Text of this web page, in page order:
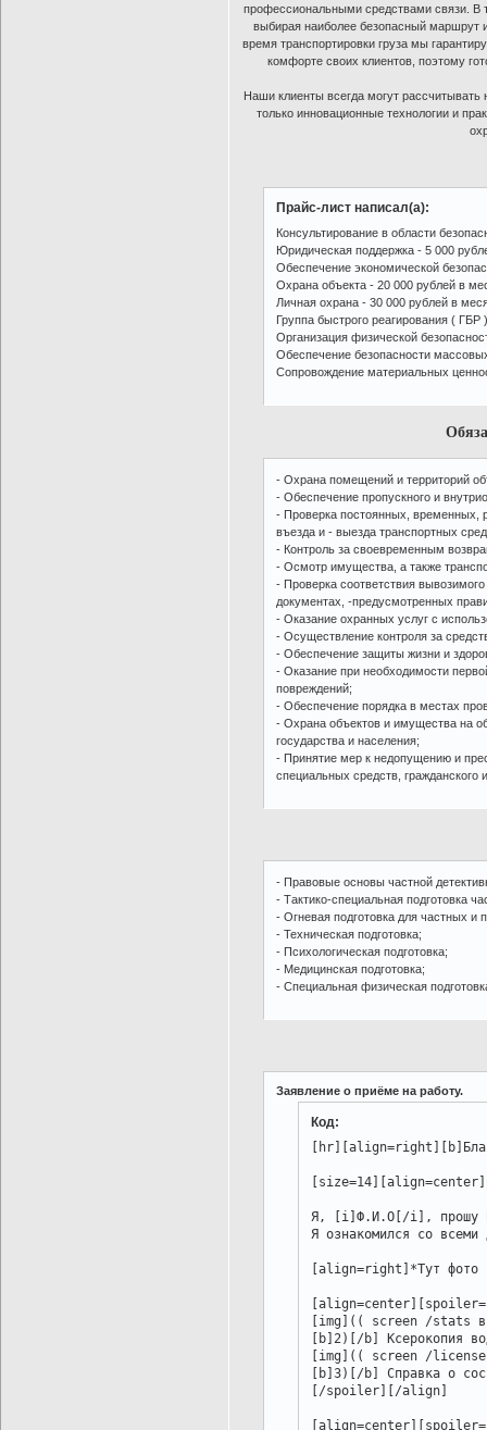
профессиональными средствами связи. В
выбирая наиболее безопасный маршрут
время транспортировки груза мы
комфорте своих клиентов, поэтому
Наши клиенты всегда могут
только инновационные технологии и
Прайс-лист написал(а):
Консультирование в области
Юридическая поддержка - 5 000
Обеспечение экономической
Охрана объекта - 20 000 рублей в
Личная охрана - 30 000 рублей в
Группа быстрого реагирования (
Организация физической
Обеспечение безопасности
Сопровождение материальных
- Охрана помещений и территорий
- Обеспечение пропускного и
- Проверка постоянных, временных,
въезда и - выезда транспортных
- Контроль за своевременным
- Осмотр имущества, а также
- Проверка соответствия
документах, -предусмотренных
- Оказание охранных услуг с
- Осуществление контроля за
- Обеспечение защиты жизни и
- Оказание при необходимости
повреждений;
- Обеспечение порядка в местах
- Охрана объектов и имущества на
государства и населения;
- Принятие мер к недопущению и
специальных средств,
- Правовые основы частной
- Тактико-специальная подготовка
- Огневая подготовка для частных и
- Техническая подготовка;
- Психологическая подготовка;
- Медицинская подготовка;
- Специальная физическая
Заявление о приёме на работу.
Код:
Я, [i]Ф.И.О[/i], прошу Вас
Я ознакомился со всеми
[align=right]*Тут фото
[img](( screen /stats
[b]2)[/b] Ксерокопия
[img](( screen /
[b]3)[/b] Справка о
[/spoiler][/align]